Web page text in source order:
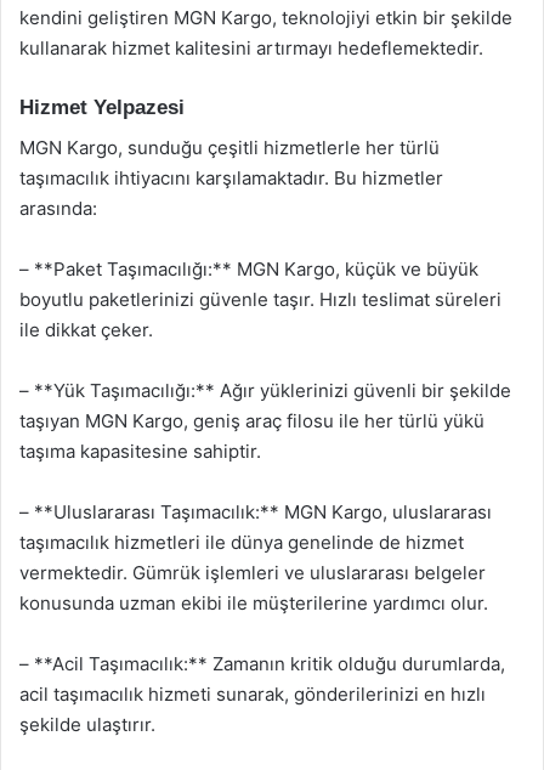
kendini geliştiren MGN Kargo, teknolojiyi etkin bir şekilde
kullanarak hizmet kalitesini artırmayı hedeflemektedir.
Hizmet Yelpazesi
MGN Kargo, sunduğu çeşitli hizmetlerle her türlü
taşımacılık ihtiyacını karşılamaktadır. Bu hizmetler
arasında:
– **Paket Taşımacılığı:** MGN Kargo, küçük ve büyük
boyutlu paketlerinizi güvenle taşır. Hızlı teslimat süreleri
ile dikkat çeker.
– **Yük Taşımacılığı:** Ağır yüklerinizi güvenli bir şekilde
taşıyan MGN Kargo, geniş araç filosu ile her türlü yükü
taşıma kapasitesine sahiptir.
– **Uluslararası Taşımacılık:** MGN Kargo, uluslararası
taşımacılık hizmetleri ile dünya genelinde de hizmet
vermektedir. Gümrük işlemleri ve uluslararası belgeler
konusunda uzman ekibi ile müşterilerine yardımcı olur.
– **Acil Taşımacılık:** Zamanın kritik olduğu durumlarda,
acil taşımacılık hizmeti sunarak, gönderilerinizi en hızlı
şekilde ulaştırır.